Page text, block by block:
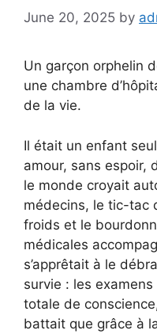
June 20, 2025 by
Un garçon orphelin
une chambre
de la vie.
Il était un enfant
amour, sans espoir,
le monde croyait
médecins, le tic-tac
froids et le
médicales
s’apprêtait à le
survie : les
totale de
battait que grâce à